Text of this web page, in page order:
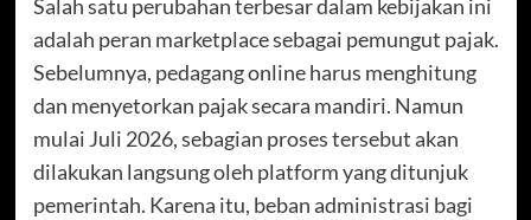
Salah satu perubahan terbesar dalam kebijakan ini
adalah peran marketplace sebagai pemungut pajak.
Sebelumnya, pedagang online harus menghitung
dan menyetorkan pajak secara mandiri. Namun
mulai Juli 2026, sebagian proses tersebut akan
dilakukan langsung oleh platform yang ditunjuk
pemerintah. Karena itu, beban administrasi bagi